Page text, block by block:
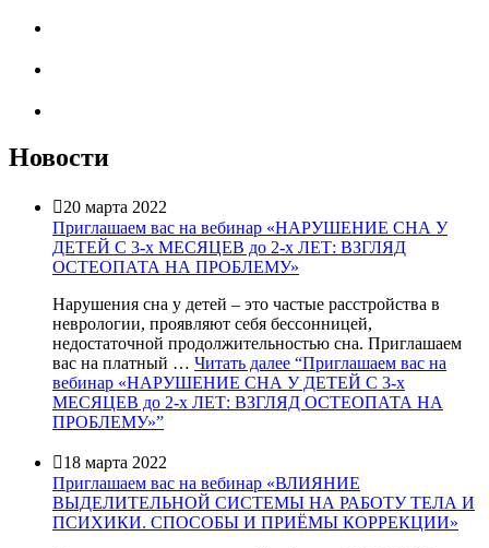
Новости
20 марта 2022
Приглашаем вас на вебинар «НАРУШЕНИЕ СНА У
ДЕТЕЙ С 3-х МЕСЯЦЕВ до 2-х ЛЕТ: ВЗГЛЯД
ОСТЕОПАТА НА ПРОБЛЕМУ»
Нарушения сна у детей – это частые расстройства в
неврологии, проявляют себя бессонницей,
недостаточной продолжительностью сна. Приглашаем
вас на платный … Читать далее “Приглашаем вас на
вебинар «НАРУШЕНИЕ СНА У ДЕТЕЙ С 3-х
МЕСЯЦЕВ до 2-х ЛЕТ: ВЗГЛЯД ОСТЕОПАТА НА
ПРОБЛЕМУ»”
18 марта 2022
Приглашаем вас на вебинар «ВЛИЯНИЕ
ВЫДЕЛИТЕЛЬНОЙ СИСТЕМЫ НА РАБОТУ ТЕЛА И
ПСИХИКИ. СПОСОБЫ И ПРИЁМЫ КОРРЕКЦИИ»